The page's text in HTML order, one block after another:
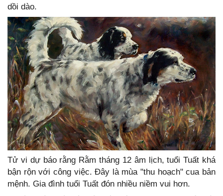
dồi dào.
Tử vi dự báo rằng Rằm tháng 12 âm lịch, tuổi Tuất khá
bận rộn với công việc. Đây là mùa "thu hoạch" cua bản
mệnh. Gia đình tuổi Tuất đón nhiều niềm vui hơn.